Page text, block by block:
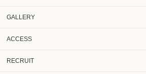
GALLERY
ACCESS
RECRUIT